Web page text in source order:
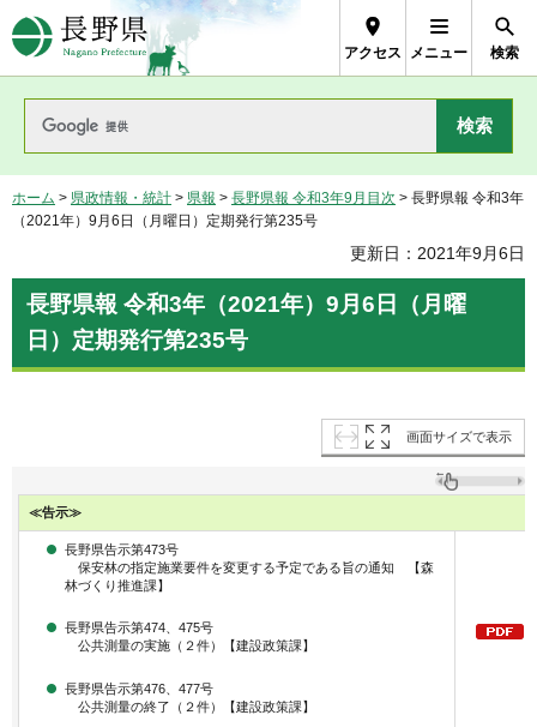
長野県Nagano Prefecture
アクセス メニュー 検索
ホーム > 県政情報・統計 > 県報 > 長野県報 令和3年9月目次 > 長野県報 令和3年
（2021年）9月6日（月曜日）定期発行第235号
更新日：2021年9月6日
長野県報 令和3年（2021年）9月6日（月曜
日）定期発行第235号
画面サイズで表示
≪告示≫
長野県告示第473号
保安林の指定施業要件を変更する予定である旨の通知 【森
林づくり推進課】
長野県告示第474、475号
公共測量の実施（２件）【建設政策課】
長野県告示第476、477号
公共測量の終了（２件）【建設政策課】